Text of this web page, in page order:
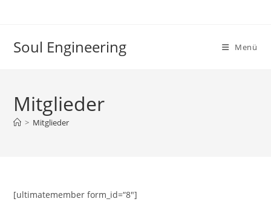
Soul Engineering Menü
Mitglieder
> Mitglieder
[ultimatemember form_id=“8″]